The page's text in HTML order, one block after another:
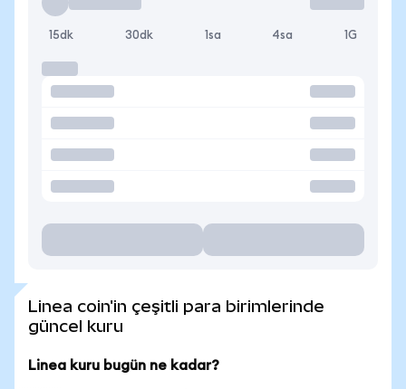
15dk 30dk 1sa 4sa 1G
Linea coin'in çeşitli para birimlerinde
güncel kuru
Linea kuru bugün ne kadar?